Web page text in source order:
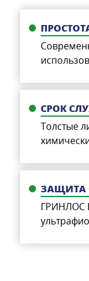
СРОК
Толстые
ЗАЩИТА
ГРИНЛОС